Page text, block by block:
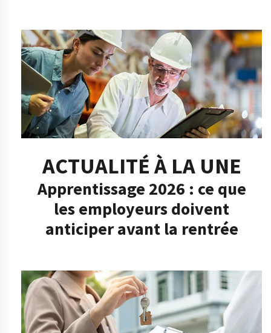
ACTUALITÉ À LA UNE
Apprentissage 2026 : ce que
les employeurs doivent
anticiper avant la rentrée